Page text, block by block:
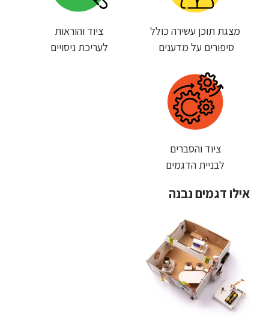
מצגת תוכן עשירה כולל
סיפורים על מדענים
ציוד והוראות
לעריכת ניסויים
ציוד והסברים
לבניית הדגמים
אילו דגמים נבנה